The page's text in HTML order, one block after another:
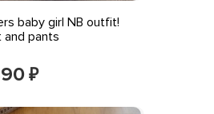
baby girl NB outfit!
and pants
₽